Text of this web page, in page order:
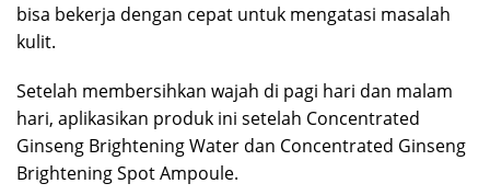
bisa bekerja dengan cepat untuk mengatasi masalah
kulit.
Setelah membersihkan wajah di pagi hari dan malam
hari, aplikasikan produk ini setelah Concentrated
Ginseng Brightening Water dan Concentrated Ginseng
Brightening Spot Ampoule.